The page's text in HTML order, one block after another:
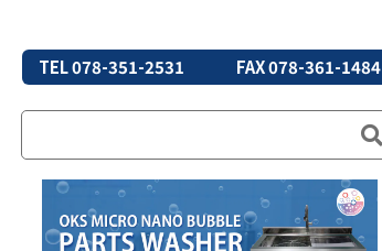
TEL 078-351-2531 FAX 078-361-1484